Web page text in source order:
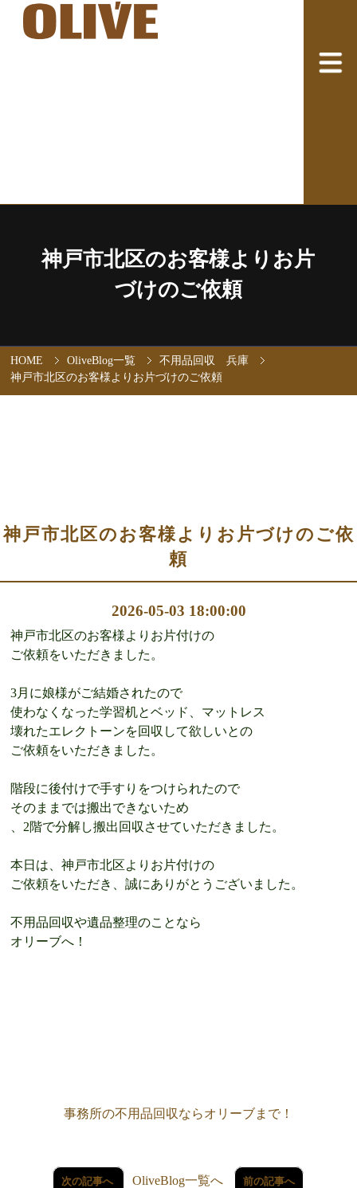
神戸市北区のお客様よりお片
づけのご依頼
HOME OliveBlog一覧
不用品回収 兵庫
神戸市北区のお客様よりお片づけのご依頼
神戸市北区のお客様よりお片づけのご依
頼
2026-05-03 18:00:00
神戸市北区のお客様よりお片付けの
ご依頼をいただきました。
3月に娘様がご結婚されたので
使わなくなった学習机とベッド、マットレス
壊れたエレクトーンを回収して欲しいとの
ご依頼をいただきました。
階段に後付けで手すりをつけられたので
そのままでは搬出できないため
、2階で分解し搬出回収させていただきました。
本日は、神戸市北区よりお片付けの
ご依頼をいただき、誠にありがとうございました。
不用品回収や遺品整理のことなら
オリーブへ！
事務所の不用品回収ならオリーブまで！
次の記事へ OliveBlog一覧へ 前の記事へ